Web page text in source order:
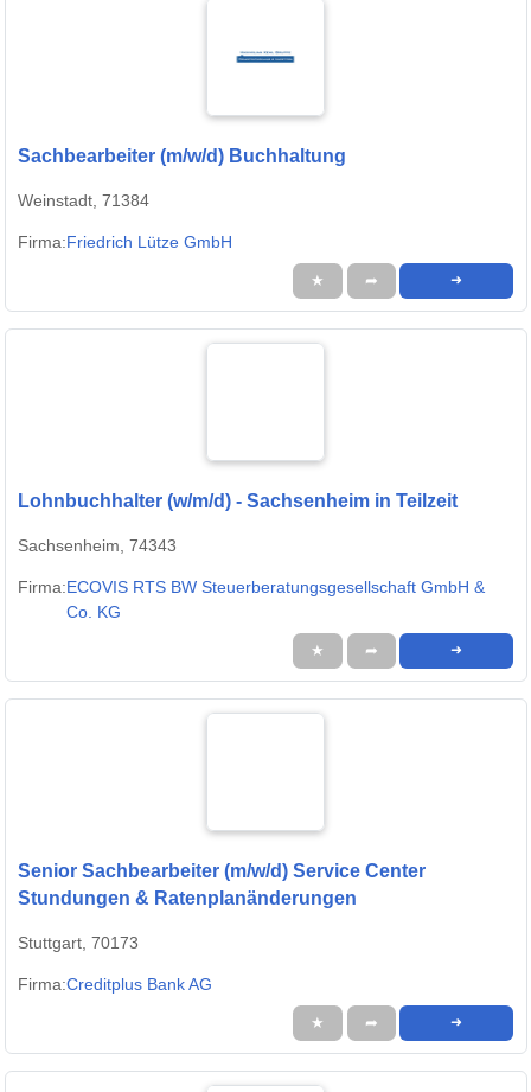
Sachbearbeiter (m/w/d) Buchhaltung
Weinstadt, 71384
Firma:Friedrich Lütze GmbH
★ ➦ ➜
Lohnbuchhalter (w/m/d) - Sachsenheim in Teilzeit
Sachsenheim, 74343
Firma:ECOVIS RTS BW Steuerberatungsgesellschaft GmbH &
Co. KG
★ ➦ ➜
Senior Sachbearbeiter (m/w/d) Service Center
Stundungen & Ratenplanänderungen
Stuttgart, 70173
Firma:Creditplus Bank AG
★ ➦ ➜